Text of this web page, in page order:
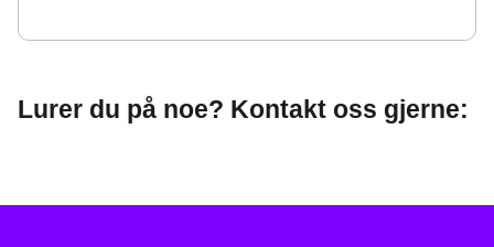
Lurer du på noe? Kontakt oss gjerne: